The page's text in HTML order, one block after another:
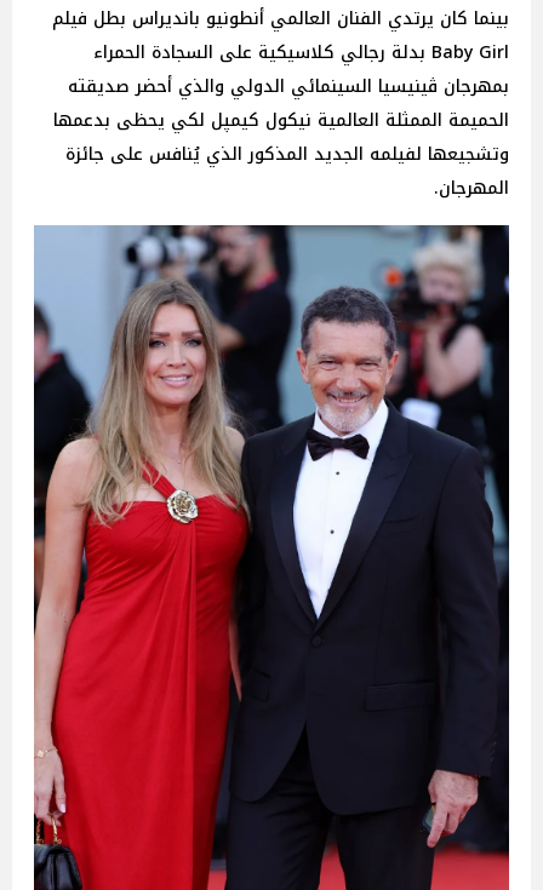
بينما كان يرتدي الفنان العالمي أنطونيو بانديراس بطل فيلم
Baby Girl بدلة رجالي كلاسيكية على السجادة الحمراء
بمهرجان ڤينيسيا السينمائي الدولي والذي أحضر صديقته
الحميمة الممثلة العالمية نيكول كيمپل لكي يحظى بدعمها
وتشجيعها لفيلمه الجديد المذكور الذي يُنافس على جائزة
المهرجان.